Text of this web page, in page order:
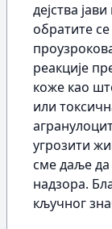
дејства
обратите
реакције
коже као
или
угрозити
сме даље да
надзора.
кључног